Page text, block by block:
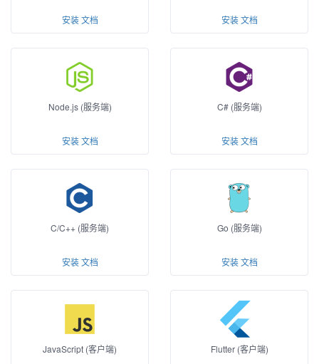
安装 文档 安装 文档
Node.js (服务端)
安装 文档
C# (服务端)
安装 文档
C/C++ (服务端)
安装 文档
Go (服务端)
安装 文档
JavaScript (客户端) Flutter (客户端)